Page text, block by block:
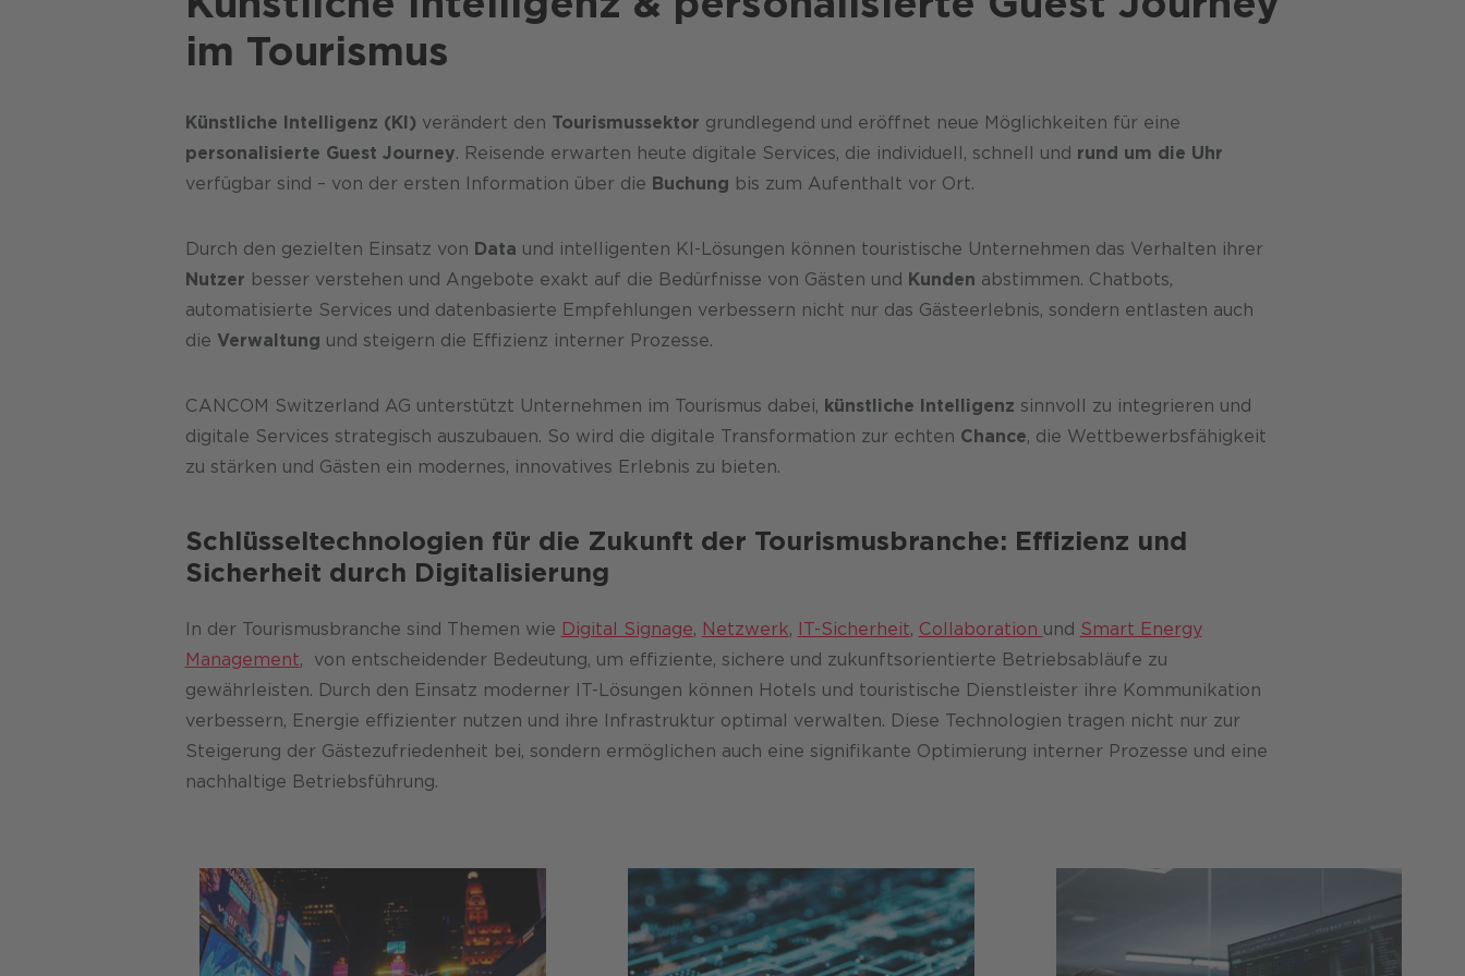
im Tourismus
Künstliche Intelligenz (KI) verändert den Tourismussektor grundlegend und eröffnet neue Möglichkeiten für eine
personalisierte Guest Journey. Reisende erwarten heute digitale Services, die individuell, schnell und rund um die Uhr
verfügbar sind – von der ersten Information über die Buchung bis zum Aufenthalt vor Ort.
Durch den gezielten Einsatz von Data und intelligenten KI-Lösungen können touristische Unternehmen das Verhalten ihrer
Nutzer besser verstehen und Angebote exakt auf die Bedürfnisse von Gästen und Kunden abstimmen. Chatbots,
automatisierte Services und datenbasierte Empfehlungen verbessern nicht nur das Gästeerlebnis, sondern entlasten auch
die Verwaltung und steigern die Effizienz interner Prozesse.
CANCOM Switzerland AG unterstützt Unternehmen im Tourismus dabei, künstliche Intelligenz sinnvoll zu integrieren und
digitale Services strategisch auszubauen. So wird die digitale Transformation zur echten Chance, die Wettbewerbsfähigkeit
zu stärken und Gästen ein modernes, innovatives Erlebnis zu bieten.
Schlüsseltechnologien für die Zukunft der Tourismusbranche: Effizienz und
Sicherheit durch Digitalisierung
In der Tourismusbranche sind Themen wie Digital Signage, Netzwerk, IT-Sicherheit, Collaboration und Smart Energy
Management, von entscheidender Bedeutung, um effiziente, sichere und zukunftsorientierte Betriebsabläufe zu
gewährleisten. Durch den Einsatz moderner IT-Lösungen können Hotels und touristische Dienstleister ihre Kommunikation
verbessern, Energie effizienter nutzen und ihre Infrastruktur optimal verwalten. Diese Technologien tragen nicht nur zur
Steigerung der Gästezufriedenheit bei, sondern ermöglichen auch eine signifikante Optimierung interner Prozesse und eine
nachhaltige Betriebsführung.